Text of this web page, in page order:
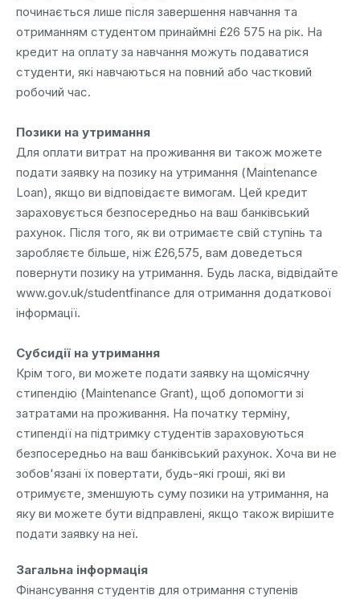
починається лише після завершення навчання та
отриманням студентом принаймні £26 575 на рік. На
кредит на оплату за навчання можуть подаватися
студенти, які навчаються на повний або частковий
робочий час.
Позики на утримання
Для оплати витрат на проживання ви також можете
подати заявку на позику на утримання (Maintenance
Loan), якщо ви відповідаєте вимогам. Цей кредит
зараховується безпосередньо на ваш банківський
рахунок. Після того, як ви отримаєте свій ступінь та
заробляєте більше, ніж £26,575, вам доведеться
повернути позику на утримання. Будь ласка, відвідайте
www.gov.uk/studentfinance для отримання додаткової
інформації.
Субсидії на утримання
Крім того, ви можете подати заявку на щомісячну
стипендію (Maintenance Grant), щоб допомогти зі
затратами на проживання. На початку терміну,
стипендії на підтримку студентів зараховуються
безпосередньо на ваш банківський рахунок. Хоча ви не
зобов'язані їх повертати, будь-які гроші, які ви
отримуєте, зменшують суму позики на утримання, на
яку ви можете бути відправлені, якщо також вирішите
подати заявку на неї.
Загальна інформація
Фінансування студентів для отримання ступенів